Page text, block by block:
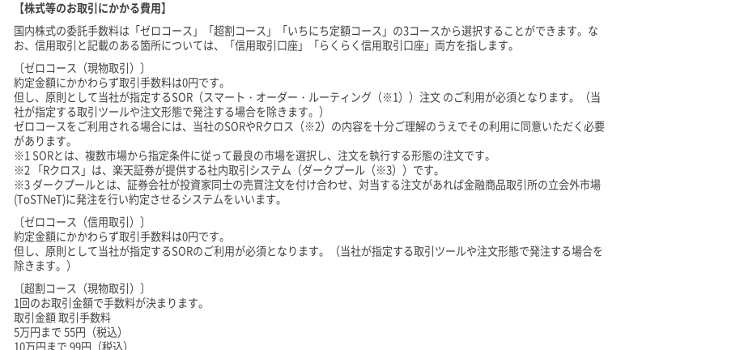
【株式等のお取引にかかる費用】
国内株式の委託手数料は「ゼロコース」「超割コース」「いちにち定額コース」の3コースから選択することができます。な
お、信用取引と記載のある箇所については、「信用取引口座」「らくらく信用取引口座」両方を指します。
〔ゼロコース（現物取引）〕
約定金額にかかわらず取引手数料は0円です。
但し、原則として当社が指定するSOR（スマート・オーダー・ルーティング（※1））注文 のご利用が必須となります。（当
社が指定する取引ツールや注文形態で発注する場合を除きます。）
ゼロコースをご利用される場合には、当社のSORやRクロス（※2）の内容を十分ご理解のうえでその利用に同意いただく必要
があります。
※1 SORとは、複数市場から指定条件に従って最良の市場を選択し、注文を執行する形態の注文です。
※2 「Rクロス」は、楽天証券が提供する社内取引システム（ダークプール（※3））です。
※3 ダークプールとは、証券会社が投資家同士の売買注文を付け合わせ、対当する注文があれば金融商品取引所の立会外市場
(ToSTNeT)に発注を行い約定させるシステムをいいます。
〔ゼロコース（信用取引）〕
約定金額にかかわらず取引手数料は0円です。
但し、原則として当社が指定するSORのご利用が必須となります。（当社が指定する取引ツールや注文形態で発注する場合を
除きます。）
〔超割コース（現物取引）〕
1回のお取引金額で手数料が決まります。
取引金額 取引手数料
5万円まで 55円（税込）
10万円まで 99円（税込）